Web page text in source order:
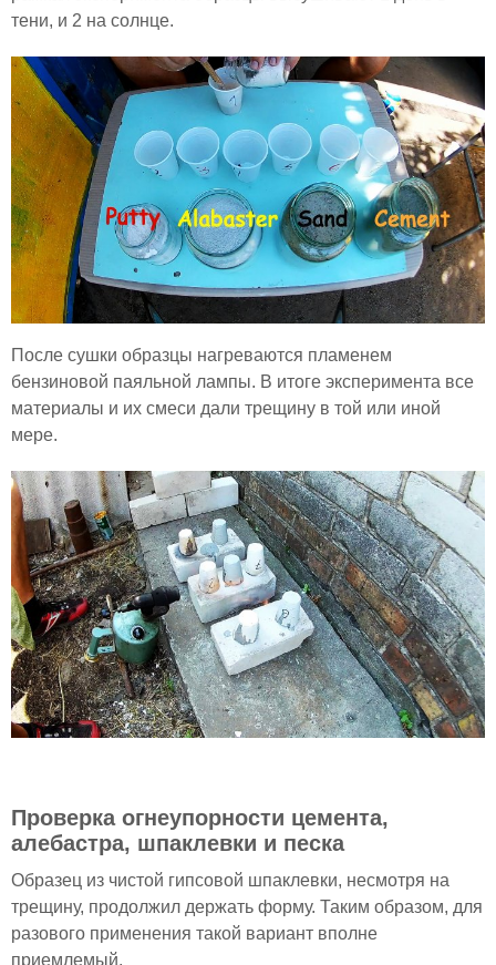
тени, и 2 на солнце.
После сушки образцы нагреваются пламенем
бензиновой паяльной лампы. В итоге эксперимента все
материалы и их смеси дали трещину в той или иной
мере.
Проверка огнеупорности цемента,
алебастра, шпаклевки и песка
Образец из чистой гипсовой шпаклевки, несмотря на
трещину, продолжил держать форму. Таким образом, для
разового применения такой вариант вполне
приемлемый.